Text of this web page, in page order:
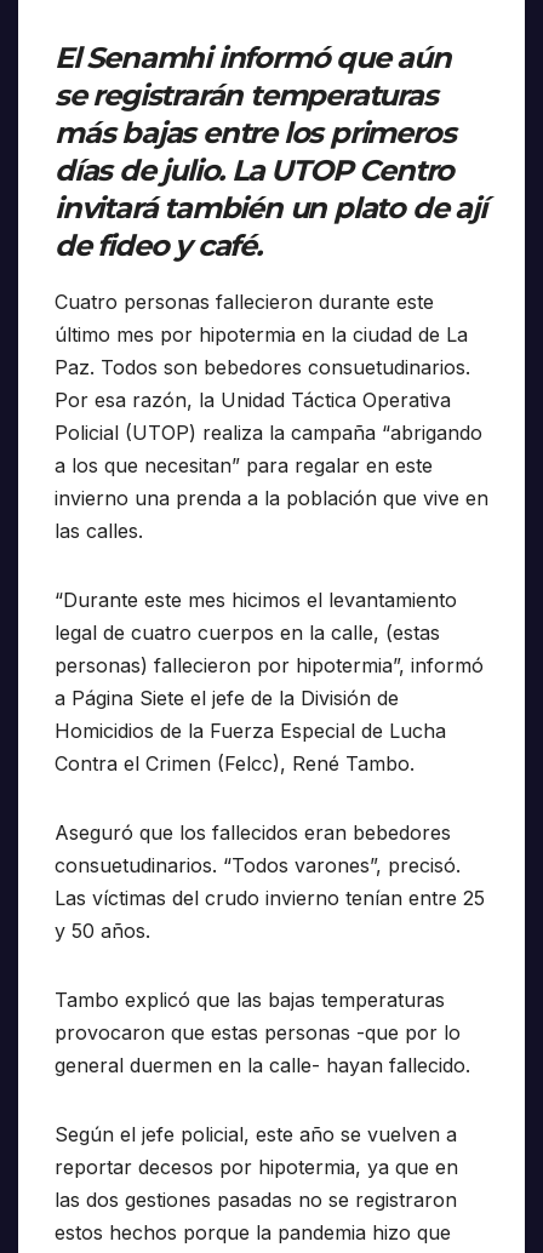
El Senamhi informó que aún
se registrarán temperaturas
más bajas entre los primeros
días de julio. La UTOP Centro
invitará también un plato de ají
de fideo y café.
Cuatro personas fallecieron durante este
último mes por hipotermia en la ciudad de La
Paz. Todos son bebedores consuetudinarios.
Por esa razón, la Unidad Táctica Operativa
Policial (UTOP) realiza la campaña “abrigando
a los que necesitan” para regalar en este
invierno una prenda a la población que vive en
las calles.
“Durante este mes hicimos el levantamiento
legal de cuatro cuerpos en la calle, (estas
personas) fallecieron por hipotermia”, informó
a Página Siete el jefe de la División de
Homicidios de la Fuerza Especial de Lucha
Contra el Crimen (Felcc), René Tambo.
Aseguró que los fallecidos eran bebedores
consuetudinarios. “Todos varones”, precisó.
Las víctimas del crudo invierno tenían entre 25
y 50 años.
Tambo explicó que las bajas temperaturas
provocaron que estas personas -que por lo
general duermen en la calle- hayan fallecido.
Según el jefe policial, este año se vuelven a
reportar decesos por hipotermia, ya que en
las dos gestiones pasadas no se registraron
estos hechos porque la pandemia hizo que